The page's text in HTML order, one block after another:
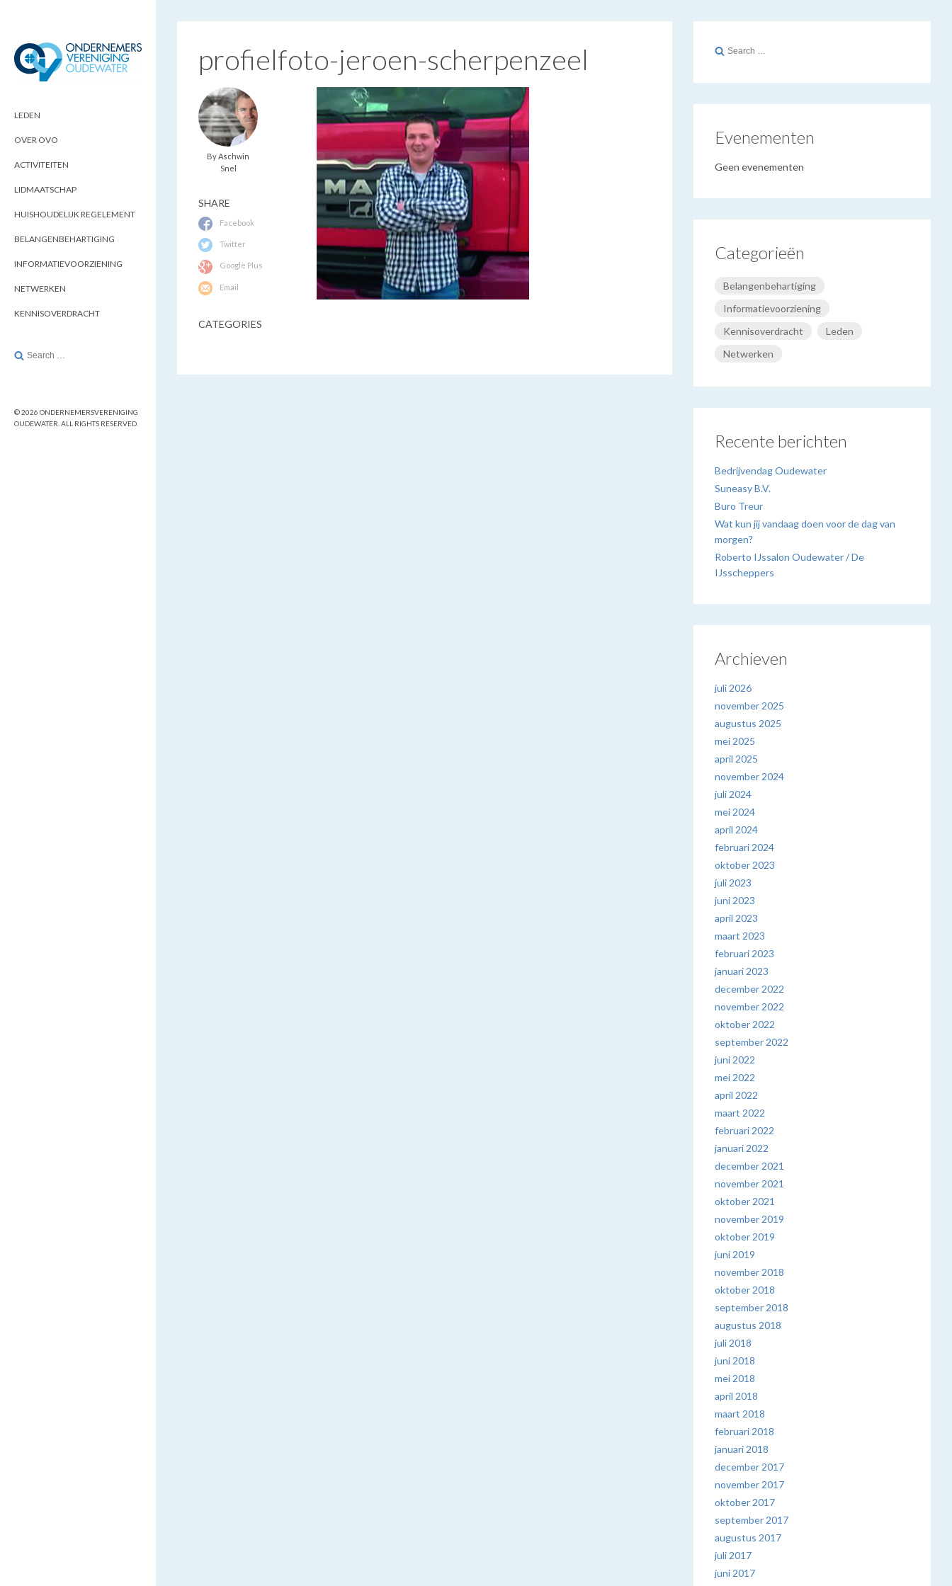
LEDEN
OVER OVO
ACTIVITEITEN
LIDMAATSCHAP
HUISHOUDELIJK REGELEMENT
BELANGENBEHARTIGING
INFORMATIEVOORZIENING
NETWERKEN
KENNISOVERDRACHT
Search
© 2026 ONDERNEMERSVERENIGING
OUDEWATER. ALL RIGHTS RESERVED.
profielfoto-jeroen-scherpenzeel
By Aschwin
Snel
SHARE
Facebook
Twitter
Google Plus
Email
CATEGORIES
Search
Evenementen
Geen evenementen
Categorieën
Belangenbehartiging
Informatievoorziening
Kennisoverdracht
Leden
Netwerken
Recente berichten
Bedrijvendag Oudewater
Suneasy B.V.
Buro Treur
Wat kun jij vandaag doen voor de dag van
morgen?
Roberto IJssalon Oudewater / De
IJsscheppers
Archieven
juli 2026
november 2025
augustus 2025
mei 2025
april 2025
november 2024
juli 2024
mei 2024
april 2024
februari 2024
oktober 2023
juli 2023
juni 2023
april 2023
maart 2023
februari 2023
januari 2023
december 2022
november 2022
oktober 2022
september 2022
juni 2022
mei 2022
april 2022
maart 2022
februari 2022
januari 2022
december 2021
november 2021
oktober 2021
november 2019
oktober 2019
juni 2019
november 2018
oktober 2018
september 2018
augustus 2018
juli 2018
juni 2018
mei 2018
april 2018
maart 2018
februari 2018
januari 2018
december 2017
november 2017
oktober 2017
september 2017
augustus 2017
juli 2017
juni 2017